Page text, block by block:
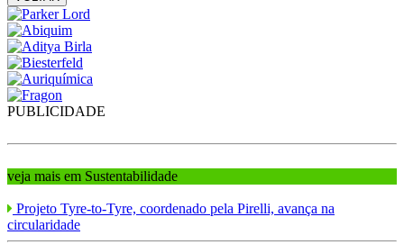
PUBLICIDADE
veja mais em Sustentabilidade
Projeto Tyre-to-Tyre, coordenado pela Pirelli, avança na
circularidade